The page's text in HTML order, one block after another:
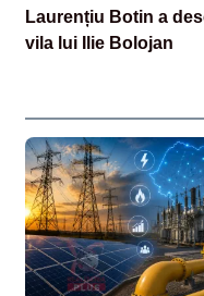
Laurențiu Botin a
vila lui Ilie Bolojan